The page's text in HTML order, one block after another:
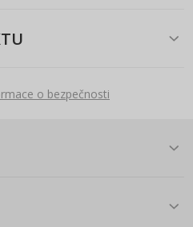
o bezpečnosti